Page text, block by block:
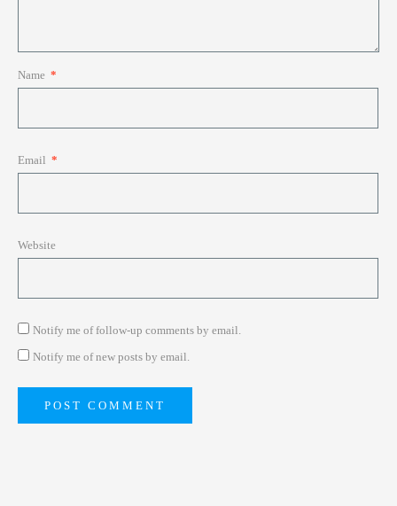
Name *
Email *
Website
Notify me of follow-up comments by email.
Notify me of new posts by email.